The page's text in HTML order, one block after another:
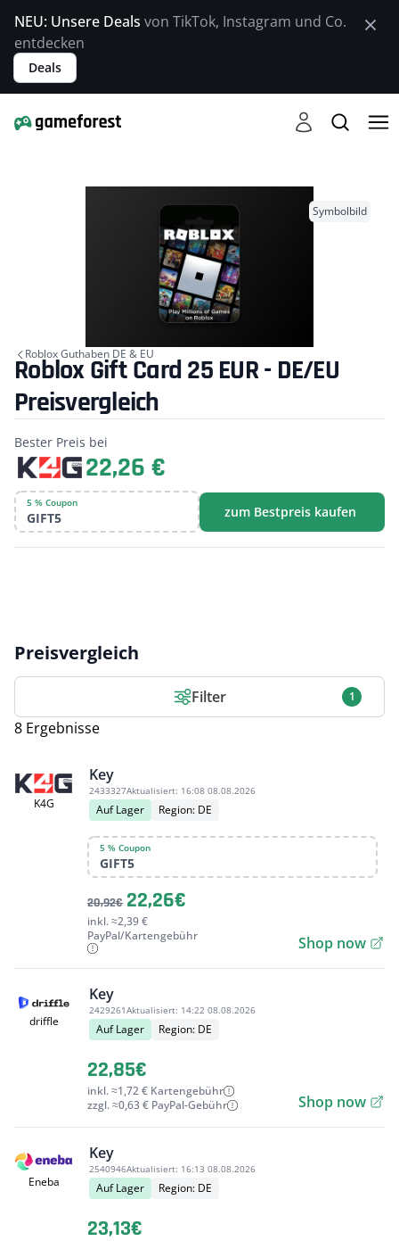
NEU: Unsere Deals von TikTok, Instagram und Co.
entdecken
Deals
Symbolbild
Roblox Guthaben DE & EU
Roblox Gift Card 25 EUR - DE/EU
Preisvergleich
Bester Preis bei
22,26 €
5 % Coupon
GIFT5 zum Bestpreis kaufen
Preisvergleich
Filter 1
8 Ergebnisse
K4G
Key
2433327Aktualisiert: 16:08 08.08.2026
Auf Lager Region: DE
5 % Coupon
GIFT5
20,92€ 22,26€
inkl. ≈2,39 €
PayPal/Kartengebühr
Shop now
driffle
Key
2429261Aktualisiert: 14:22 08.08.2026
Auf Lager Region: DE
22,85€
inkl. ≈1,72 € Kartengebühr
zzgl. ≈0,63 € PayPal-Gebühr
Shop now
Eneba
Key
2540946Aktualisiert: 16:13 08.08.2026
Auf Lager Region: DE
23,13€